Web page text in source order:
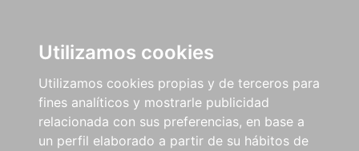
Utilizamos cookies
Utilizamos cookies propias y de terceros para
fines analíticos y mostrarle publicidad
relacionada con sus preferencias, en base a
un perfil elaborado a partir de su hábitos de